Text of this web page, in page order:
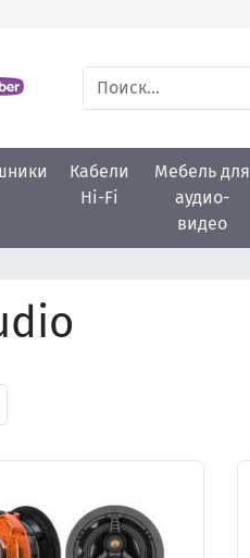
Кабели
Hi-Fi
Мебель для
аудио-
видео